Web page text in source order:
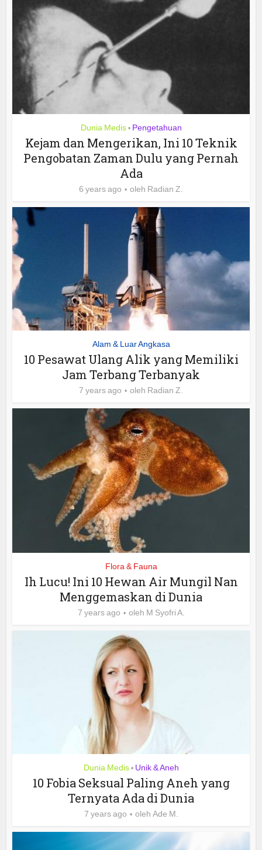
Dunia Medis • Pengetahuan
Kejam dan Mengerikan, Ini 10 Teknik
Pengobatan Zaman Dulu yang Pernah
Ada
6 years ago oleh Radian Z.
Alam & Luar Angkasa
10 Pesawat Ulang Alik yang Memiliki
Jam Terbang Terbanyak
7 years ago oleh Radian Z.
Flora & Fauna
Ih Lucu! Ini 10 Hewan Air Mungil Nan
Menggemaskan di Dunia
7 years ago oleh M Syofri A.
Dunia Medis • Unik & Aneh
10 Fobia Seksual Paling Aneh yang
Ternyata Ada di Dunia
7 years ago oleh Ade M.